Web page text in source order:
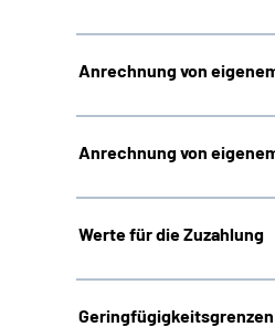
Anrechnung von
Anrechnung von
Werte für die Zuzahlung